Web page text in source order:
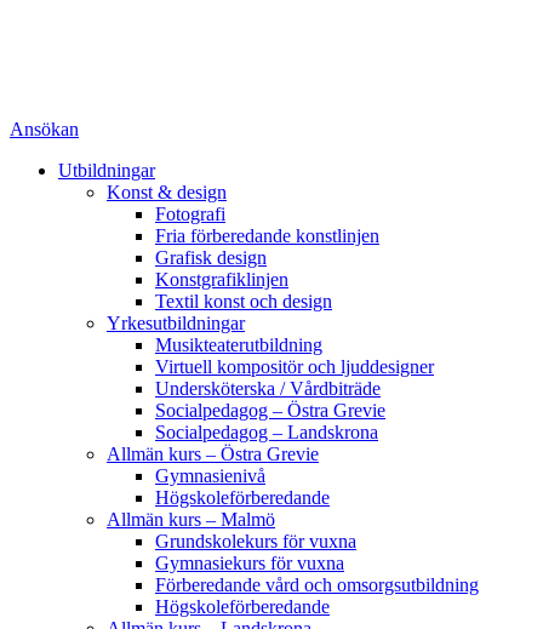
Ansökan
Utbildningar
Konst & design
Fotografi
Fria förberedande konstlinjen
Grafisk design
Konstgrafiklinjen
Textil konst och design
Yrkesutbildningar
Musikteaterutbildning
Virtuell kompositör och ljuddesigner
Undersköterska / Vårdbiträde
Socialpedagog – Östra Grevie
Socialpedagog – Landskrona
Allmän kurs – Östra Grevie
Gymnasienivå
Högskoleförberedande
Allmän kurs – Malmö
Grundskolekurs för vuxna
Gymnasiekurs för vuxna
Förberedande vård och omsorgsutbildning
Högskoleförberedande